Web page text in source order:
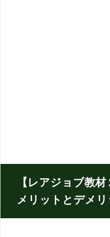
【レアジョブ教
メリットとデメリ